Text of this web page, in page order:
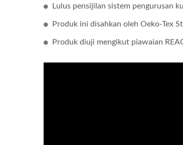
Lulus pensijilan sistem pengurusan
Produk ini disahkan oleh Oeko-Tex
Produk diuji mengikut piawaian